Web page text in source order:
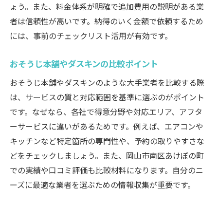
ょう。また、料金体系が明確で追加費用の説明がある業
者は信頼性が高いです。納得のいく金額で依頼するため
には、事前のチェックリスト活用が有効です。
おそうじ本舗やダスキンの比較ポイント
おそうじ本舗やダスキンのような大手業者を比較する際
は、サービスの質と対応範囲を基準に選ぶのがポイント
です。なぜなら、各社で得意分野や対応エリア、アフタ
ーサービスに違いがあるためです。例えば、エアコンや
キッチンなど特定箇所の専門性や、予約の取りやすさな
どをチェックしましょう。また、岡山市南区あけぼの町
での実績や口コミ評価も比較材料になります。自分のニ
ーズに最適な業者を選ぶための情報収集が重要です。